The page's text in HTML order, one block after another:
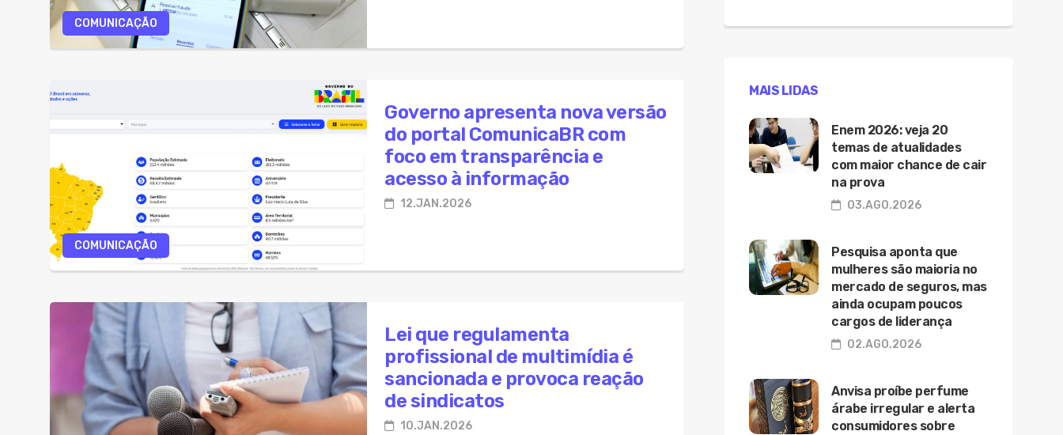
COMUNICAÇÃO
COMUNICAÇÃO
Governo apresenta nova versão
do portal ComunicaBR com
foco em transparência e
acesso à informação
12.JAN.2026
Lei que regulamenta
profissional de multimídia é
sancionada e provoca reação
de sindicatos
10.JAN.2026
MAIS LIDAS
Enem 2026: veja 20
temas de atualidades
com maior chance de cair
na prova
03.AGO.2026
Pesquisa aponta que
mulheres são maioria no
mercado de seguros, mas
ainda ocupam poucos
cargos de liderança
02.AGO.2026
Anvisa proíbe perfume
árabe irregular e alerta
consumidores sobre